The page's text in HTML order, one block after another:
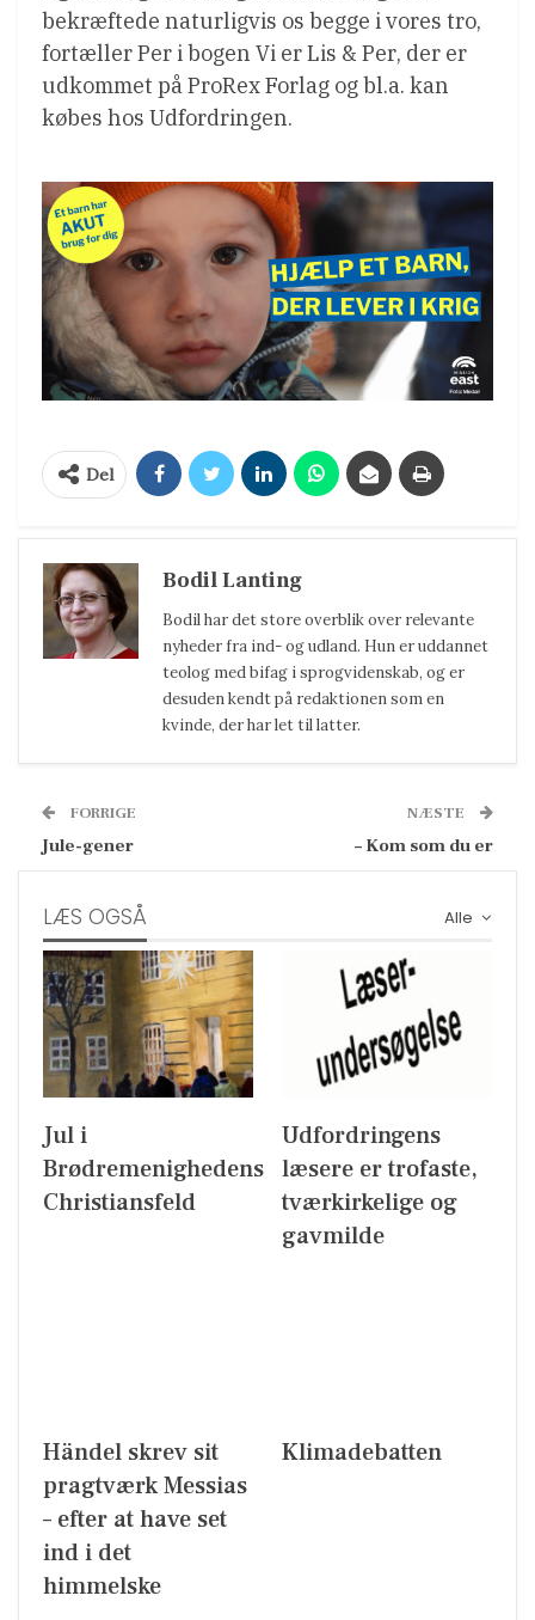
bekræftede naturligvis os begge i vores tro,
fortæller Per i bogen Vi er Lis & Per, der er
udkommet på ProRex Forlag og bl.a. kan
købes hos Udfordringen.
Del
Bodil Lanting
Bodil har det store overblik over relevante
nyheder fra ind- og udland. Hun er uddannet
teolog med bifag i sprogvidenskab, og er
desuden kendt på redaktionen som en
kvinde, der har let til latter.
FORRIGE
Jule-gener
NÆSTE
– Kom som du er
Alle
LÆS OGSÅ
Jul i
Brødremenighedens
Christiansfeld
Udfordringens
læsere er trofaste,
tværkirkelige og
gavmilde
Händel skrev sit
pragtværk Messias
– efter at have set
ind i det
himmelske
Klimadebatten